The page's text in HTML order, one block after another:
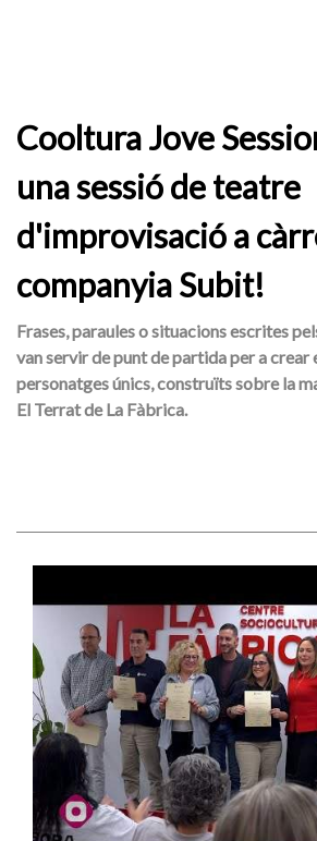
Cooltura Jove
una sessió de teatre
d'improvisació a
companyia Subit!
Frases, paraules o situacions escrites
van servir de punt de partida per a crear
personatges únics, construïts sobre la
El Terrat de La Fàbrica.